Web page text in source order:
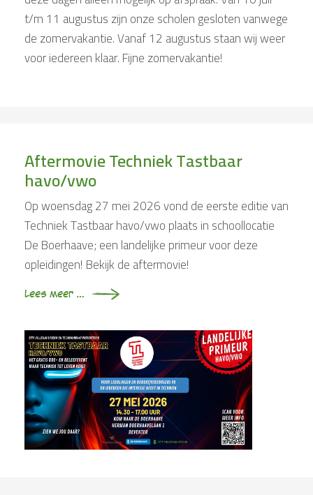
t/m 11 augustus zijn onze scholen gesloten vanwege
de zomervakantie. Vanaf 12 augustus staan wij weer
voor iedereen klaar. Fijne zomervakantie!
Aftermovie Techniek Tastbaar
havo/vwo
Op woensdag 27 mei 2026 vond de eerste editie van
Techniek Tastbaar havo/vwo plaats in schoollocatie
De Boerhaave; een landelijke primeur voor deze
opleidingen! Bekijk de aftermovie!
Lees meer …